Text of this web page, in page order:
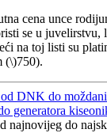
cena unce
se u juvelirstvu,
na toj listi su
(\)750).
DNK do
generatora
najnovijeg do